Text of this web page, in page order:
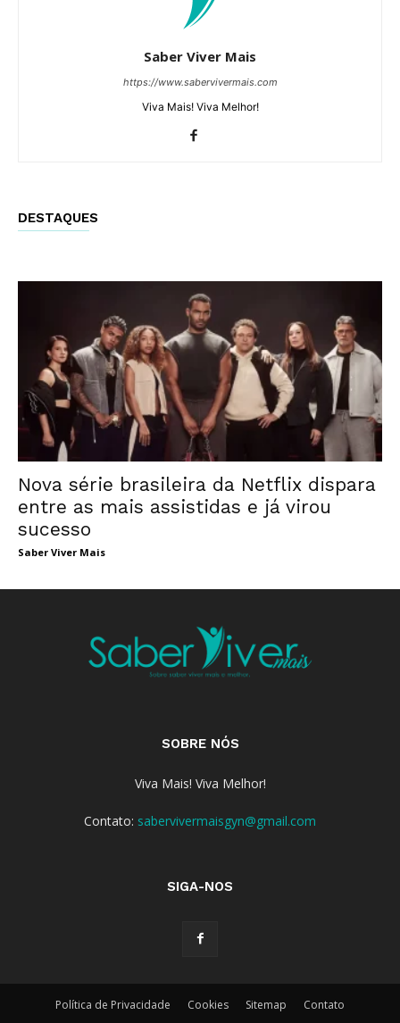
Saber Viver Mais
https://www.sabervivermais.com
Viva Mais! Viva Melhor!
DESTAQUES
Nova série brasileira da Netflix dispara
entre as mais assistidas e já virou
sucesso
Saber Viver Mais
SOBRE NÓS
Viva Mais! Viva Melhor!
Contato: sabervivermaisgyn@gmail.com
SIGA-NOS
Política de Privacidade Cookies Sitemap Contato